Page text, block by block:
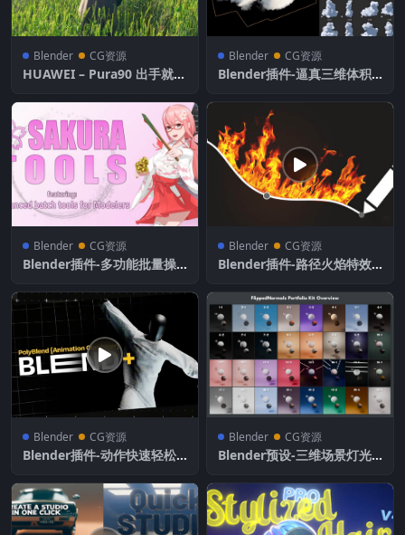
Blender CG资源
HUAWEI – Pura90 出手就出
Blender CG资源
Blender插件-逼真三维体积
loud Generator 含预设库
Blender CG资源
Blender插件-多功能批量操
v1.0.5
Blender CG资源
Blender插件-路径火焰特效
含使用教程
Blender CG资源
Blender插件-动作快速轻松
Animation Blender V1.1
Blender CG资源
Blender预设-三维场景灯光
tfolio Kit